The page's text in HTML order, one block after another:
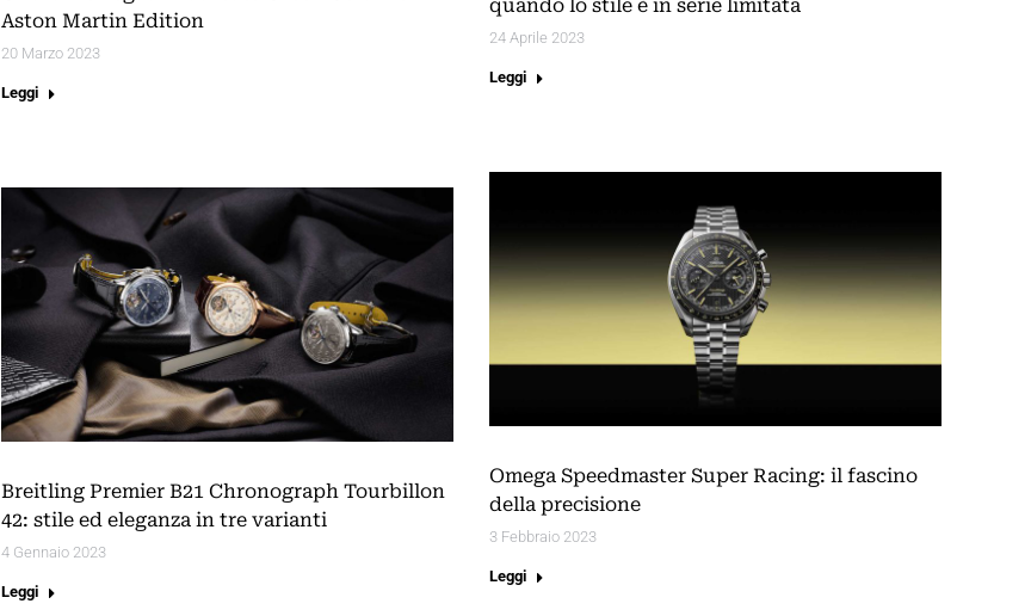
quando lo stile è in serie limitata
24 Aprile 2023
Leggi
Aston Martin Edition
20 Marzo 2023
Leggi
Omega Speedmaster Super Racing: il fascino
della precisione
3 Febbraio 2023
Leggi
Breitling Premier B21 Chronograph Tourbillon
42: stile ed eleganza in tre varianti
4 Gennaio 2023
Leggi